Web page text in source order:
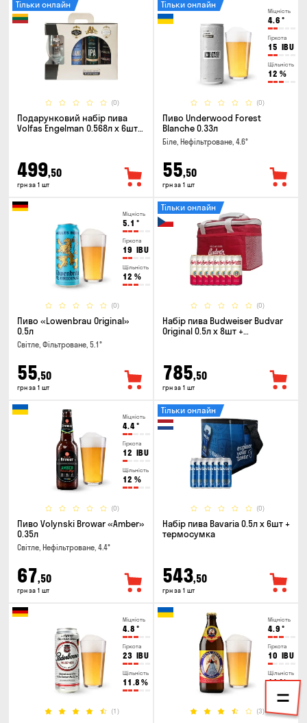
(0)
Тільки онлайн
Подарунковий набір пива
Volfas Engelman 0.568л x 6шт +
499,50
грн за 1 шт
Міцність
4.6 °
Гіркота
15 IBU
Щільність
12 %
(0)
Тільки онлайн
Пиво Underwood Forest
Blanche 0.33л
Біле, Нефільтроване, 4.6°
55,50
грн за 1 шт
Міцність
5.1 °
Гіркота
19 IBU
Щільність
12 %
(0)
Пиво «Lowenbrau Original»
0.5л
Світле, Фільтроване, 5.1°
55,50
грн за 1 шт
(0)
Тільки онлайн
Набір пива Budweiser Budvar
Original 0.5л х 8шт +
785,50
грн за 1 шт
Міцність
4.4°
Гіркота
12 IBU
Щільність
12 %
(0)
Пиво Volynski Browar «Amber»
0.35л
Світле, Нефільтроване, 4.4°
67,50
грн за 1 шт
(0)
Тільки онлайн
Набір пива Bavaria 0.5л х 6шт +
термосумка
543,50
грн за 1 шт
Міцність
4.8 °
Гіркота
23 IBU
Щільність
11.8 %
(1)
Міцність
4.9 °
Гіркота
10 IBU
Щільність
11%
(3)